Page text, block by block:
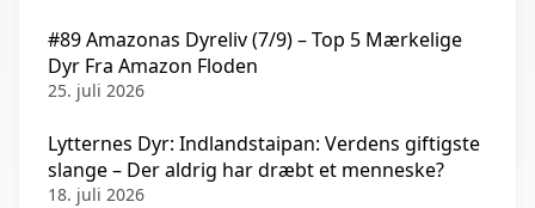
#89 Amazonas Dyreliv (7/9) – Top 5 Mærkelige
Dyr Fra Amazon Floden
25. juli 2026
Lytternes Dyr: Indlandstaipan: Verdens giftigste
slange – Der aldrig har dræbt et menneske?
18. juli 2026